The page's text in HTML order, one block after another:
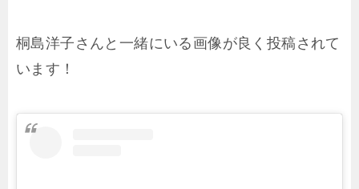
桐島洋子さんと一緒にいる画像が良く投稿されて
います！